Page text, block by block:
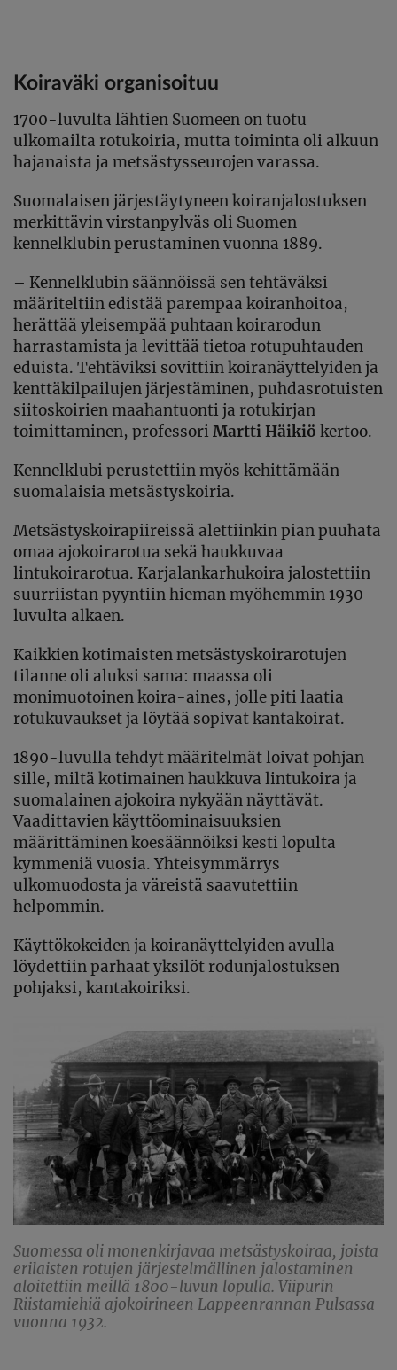
Koiraväki organisoituu
1700-luvulta lähtien Suomeen on tuotu
ulkomailta rotukoiria, mutta toiminta oli alkuun
hajanaista ja metsästysseurojen varassa.
Suomalaisen järjestäytyneen koiranjalostuksen
merkittävin virstanpylväs oli Suomen
kennelklubin perustaminen vuonna 1889.
– Kennelklubin säännöissä sen tehtäväksi
määriteltiin edistää parempaa koiranhoitoa,
herättää yleisempää puhtaan koirarodun
harrastamista ja levittää tietoa rotupuhtauden
eduista. Tehtäviksi sovittiin koiranäyttelyiden ja
kenttäkilpailujen järjestäminen, puhdasrotuisten
siitoskoirien maahantuonti ja rotukirjan
toimittaminen, professori Martti Häikiö kertoo.
Kennelklubi perustettiin myös kehittämään
suomalaisia metsästyskoiria.
Metsästyskoirapiireissä alettiinkin pian puuhata
omaa ajokoirarotua sekä haukkuvaa
lintukoirarotua. Karjalankarhukoira jalostettiin
suurriistan pyyntiin hieman myöhemmin 1930-
luvulta alkaen.
Kaikkien kotimaisten metsästyskoirarotujen
tilanne oli aluksi sama: maassa oli
monimuotoinen koira-aines, jolle piti laatia
rotukuvaukset ja löytää sopivat kantakoirat.
1890-luvulla tehdyt määritelmät loivat pohjan
sille, miltä kotimainen haukkuva lintukoira ja
suomalainen ajokoira nykyään näyttävät.
Vaadittavien käyttöominaisuuksien
määrittäminen koesäännöiksi kesti lopulta
kymmeniä vuosia. Yhteisymmärrys
ulkomuodosta ja väreistä saavutettiin
helpommin.
Käyttökokeiden ja koiranäyttelyiden avulla
löydettiin parhaat yksilöt rodunjalostuksen
pohjaksi, kantakoiriksi.
Suomessa oli monenkirjavaa metsästyskoiraa, joista
erilaisten rotujen järjestelmällinen jalostaminen
aloitettiin meillä 1800-luvun lopulla. Viipurin
Riistamiehiä ajokoirineen Lappeenrannan Pulsassa
vuonna 1932.